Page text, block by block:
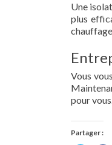
Une
plus
Vous
pour
Partager :